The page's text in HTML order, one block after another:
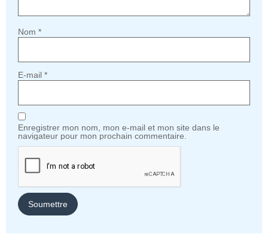
Nom *
E-mail *
Enregistrer mon nom, mon e-mail et mon site dans le
navigateur pour mon prochain commentaire.